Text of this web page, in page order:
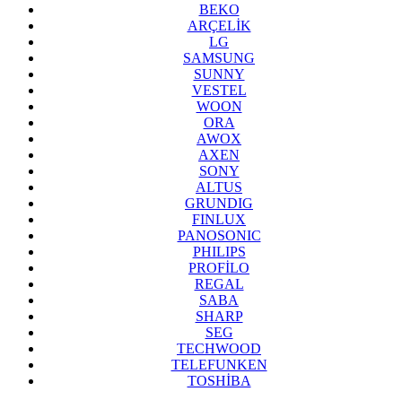
BEKO
ARÇELİK
LG
SAMSUNG
SUNNY
VESTEL
WOON
ORA
AWOX
AXEN
SONY
ALTUS
GRUNDIG
FINLUX
PANOSONIC
PHILIPS
PROFİLO
REGAL
SABA
SHARP
SEG
TECHWOOD
TELEFUNKEN
TOSHİBA